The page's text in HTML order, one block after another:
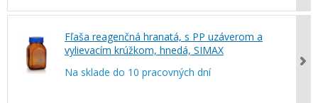
Fľaša reagenčná hranatá, s PP uzáverom a
vylievacím krúžkom, hnedá, SIMAX
Na sklade do 10 pracovných dní